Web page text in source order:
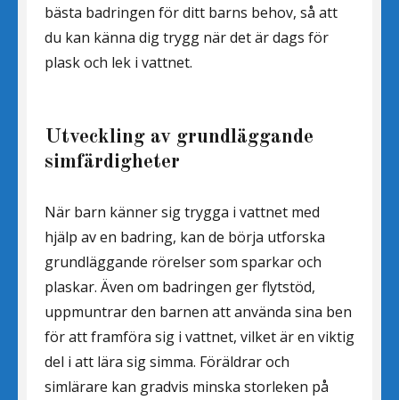
bästa badringen för ditt barns behov, så att
du kan känna dig trygg när det är dags för
plask och lek i vattnet.
Utveckling av grundläggande
simfärdigheter
När barn känner sig trygga i vattnet med
hjälp av en badring, kan de börja utforska
grundläggande rörelser som sparkar och
plaskar. Även om badringen ger flytstöd,
uppmuntrar den barnen att använda sina ben
för att framföra sig i vattnet, vilket är en viktig
del i att lära sig simma. Föräldrar och
simlärare kan gradvis minska storleken på